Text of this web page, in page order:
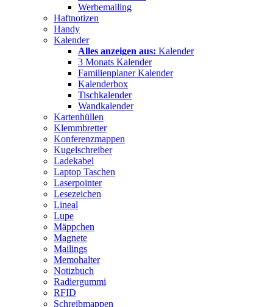
Werbemailing
Haftnotizen
Handy
Kalender
Alles anzeigen aus: Kalender
3 Monats Kalender
Familienplaner Kalender
Kalenderbox
Tischkalender
Wandkalender
Kartenhüllen
Klemmbretter
Konferenzmappen
Kugelschreiber
Ladekabel
Laptop Taschen
Laserpointer
Lesezeichen
Lineal
Lupe
Mäppchen
Magnete
Mailings
Memohalter
Notizbuch
Radiergummi
RFID
Schreibmappen